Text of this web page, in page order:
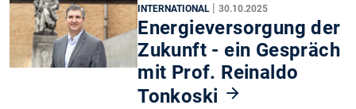
INTERNATIONAL
|30.10.2025
Energieversorgung der
Zukunft - ein Gespräch
mit Prof. Reinaldo
Tonkoski